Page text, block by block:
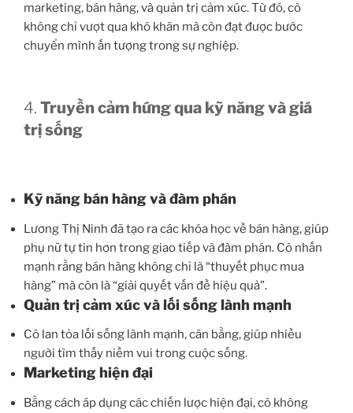
marketing, bán hàng, và quản trị cảm xúc. Từ đó, cô
không chỉ vượt qua khó khăn mà còn đạt được bước
chuyển mình ấn tượng trong sự nghiệp.
4. Truyền cảm hứng qua kỹ năng và giá
trị sống
Kỹ năng bán hàng và đàm phán
Lương Thị Ninh đã tạo ra các khóa học về bán hàng, giúp
phụ nữ tự tin hơn trong giao tiếp và đàm phán. Cô nhấn
mạnh rằng bán hàng không chỉ là “thuyết phục mua
hàng” mà còn là “giải quyết vấn đề hiệu quả”.
Quản trị cảm xúc và lối sống lành mạnh
Cô lan tỏa lối sống lành mạnh, cân bằng, giúp nhiều
người tìm thấy niềm vui trong cuộc sống.
Marketing hiện đại
Bằng cách áp dụng các chiến lược hiện đại, cô không